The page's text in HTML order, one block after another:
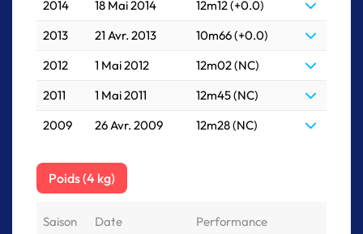
2014 18 Mai 2014
12m12 (+0.0)
2013
21 Avr. 2013
10m66 (+0.0)
2012
1 Mai 2012
12m02 (NC)
2011
1 Mai 2011
12m45 (NC)
2009
26 Avr. 2009 12m28 (NC)
Poids (4 kg)
Saison Date Performance